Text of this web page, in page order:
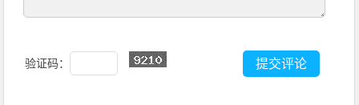
验证码：